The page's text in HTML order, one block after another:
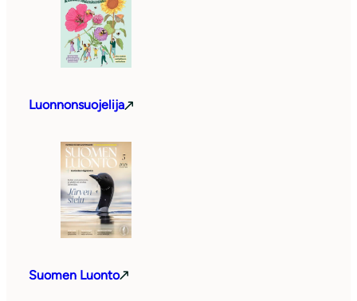
Luonnonsuojelija
Suomen Luonto